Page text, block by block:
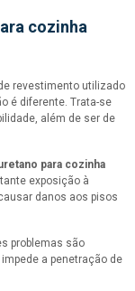
cozinha
revestimento utilizado
é diferente. Trata-se
além de ser de
para cozinha
exposição à
danos aos pisos
problemas são
a penetração de